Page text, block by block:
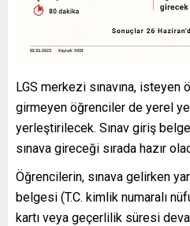
LGS merkezi sınavına, isteyen
girmeyen öğrenciler de yerel
yerleştirilecek. Sınav giriş
sınava gireceği sırada hazır
Öğrencilerin, sınava gelirken
belgesi (T.C. kimlik numaralı
kartı veya geçerlilik süresi